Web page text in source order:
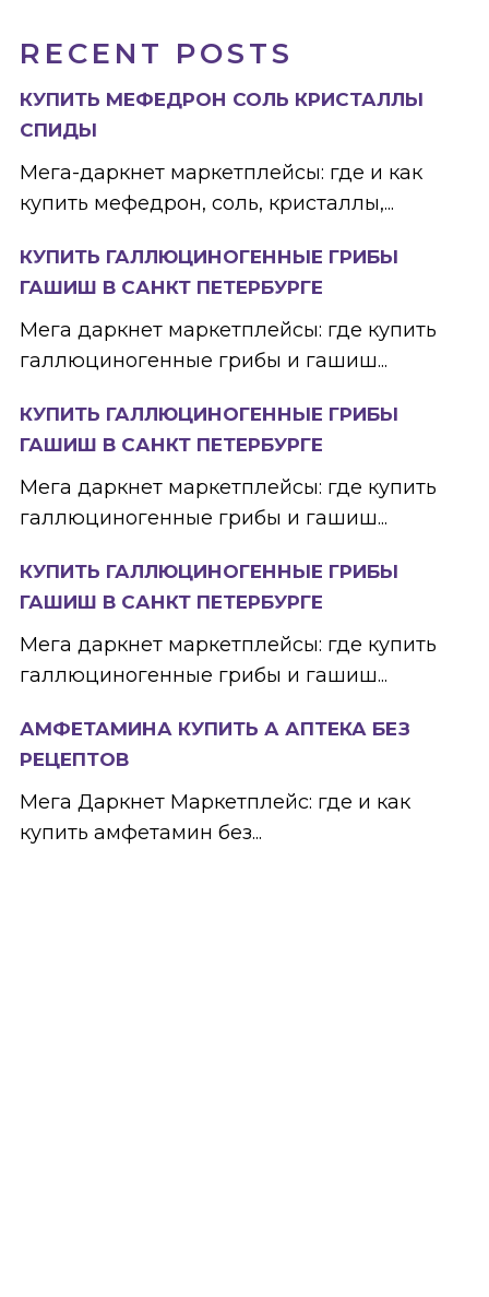
RECENT POSTS
КУПИТЬ МЕФЕДРОН СОЛЬ КРИСТАЛЛЫ
СПИДЫ
Мега-даркнет маркетплейсы: где и как
купить мефедрон, соль, кристаллы,...
КУПИТЬ ГАЛЛЮЦИНОГЕННЫЕ ГРИБЫ
ГАШИШ В САНКТ ПЕТЕРБУРГЕ
Мега даркнет маркетплейсы: где купить
галлюциногенные грибы и гашиш...
КУПИТЬ ГАЛЛЮЦИНОГЕННЫЕ ГРИБЫ
ГАШИШ В САНКТ ПЕТЕРБУРГЕ
Мега даркнет маркетплейсы: где купить
галлюциногенные грибы и гашиш...
КУПИТЬ ГАЛЛЮЦИНОГЕННЫЕ ГРИБЫ
ГАШИШ В САНКТ ПЕТЕРБУРГЕ
Мега даркнет маркетплейсы: где купить
галлюциногенные грибы и гашиш...
АМФЕТАМИНА КУПИТЬ А АПТЕКА БЕЗ
РЕЦЕПТОВ
Мега Даркнет Маркетплейс: где и как
купить амфетамин без...